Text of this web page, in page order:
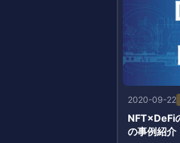
2020-09-22
NFT×DeFi
の事例紹介